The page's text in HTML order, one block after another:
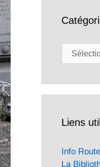
Catégories
Liens
Info
La